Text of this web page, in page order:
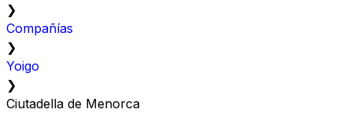
❯
Compañías
❯
Yoigo
❯
Ciutadella de Menorca